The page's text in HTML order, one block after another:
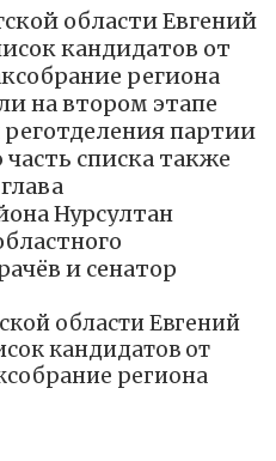
области Евгений
кандидатов от
региона
на втором этапе
партии
списка также
Нурсултан
и сенатор
области Евгений
кандидатов от
региона